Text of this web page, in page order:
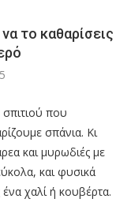
το καθαρίσεις
σπιτιού που
σπάνια. Κι
και μυρωδιές με
και φυσικά
χαλί ή κουβέρτα.